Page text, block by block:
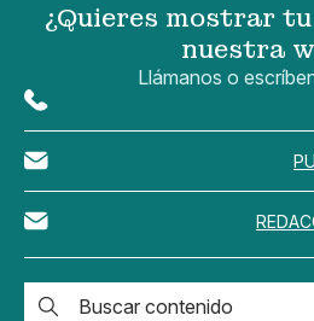
¿Quieres mostrar
nuestra
Llámanos o